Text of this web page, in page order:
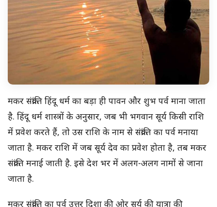
मकर संक्रांति हिंदू धर्म का बड़ा ही पावन और शुभ पर्व माना जाता
है. हिंदू धर्म शास्त्रों के अनुसार, जब भी भगवान सूर्य किसी राशि
में प्रवेश करते हैं, तो उस राशि के नाम से संक्रांति का पर्व मनाया
जाता है. मकर राशि में जब सूर्य देव का प्रवेश होता है, तब मकर
संक्रांति मनाई जाती है. इसे देश भर में अलग-अलग नामों से जाना
जाता है.